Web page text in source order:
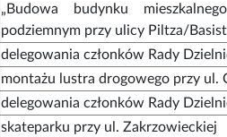
„Budowa budynku
podziemnym przy ulicy Piltza/
delegowania członków Rady
montażu lustra drogowego przy ul.
delegowania członków Rady
skateparku przy ul. Zakrzowieckiej